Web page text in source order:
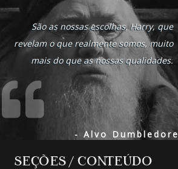
São as nossas escolhas, Harry, que
revelam o que realmente somos, muito
mais do que as nossas qualidades.
- Alvo Dumbledore
SEÇÕES / CONTEÚDO